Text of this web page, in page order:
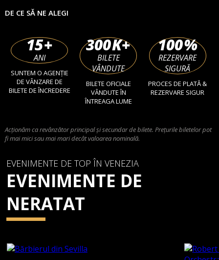
DE CE SĂ NE ALEGI
15+
ANI
SUNTEM O AGENȚIE
DE VÂNZARE DE
BILETE DE ÎNCREDERE
300K+
BILETE
VÂNDUTE
BILETE OFICIALE
VÂNDUTE ÎN
ÎNTREAGA LUME
100%
REZERVARE
SIGURĂ
PROCES DE PLATĂ &
REZERVARE SIGUR
Acționăm ca revânzător principal și secundar de bilete. Prețurile biletelor pot
fi mai mici sau mai mari decât valoarea nominală.
EVENIMENTE DE TOP ÎN VENEZIA
EVENIMENTE DE
NERATAT